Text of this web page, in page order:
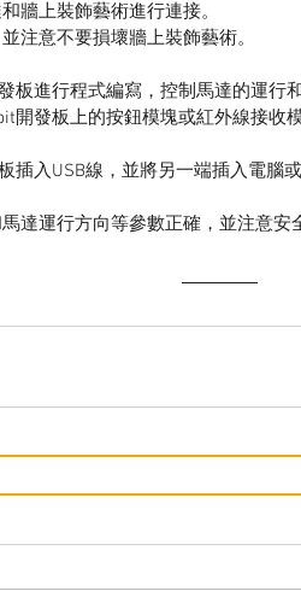
牆上裝飾藝術進行連接。
注意不要損壞牆上裝飾藝術。
板進行程式編寫，控制馬達的運行
開發板上的按鈕模塊或紅外線接收
插入USB線，並將另一端插入電腦
達運行方向等參數正確，並注意安